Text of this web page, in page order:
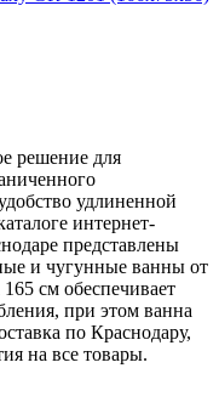
GR-1201 (166х75х56)
решение для
удлиненной
интернет-
представлены
и чугунные ванны от
см обеспечивает
при этом ванна
по Краснодару,
на все товары.